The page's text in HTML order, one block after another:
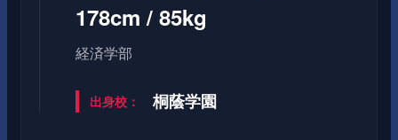
178cm / 85kg
経済学部
出身校： 桐蔭学園